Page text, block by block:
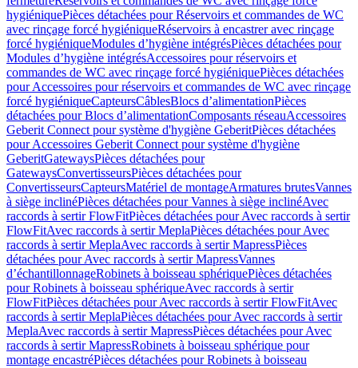
hygiéniquePièces détachées pour Réservoirs et commandes de WC
avec rinçage forcé hygiéniqueRéservoirs à encastrer avec rinçage
forcé hygiéniqueModules d’hygiène intégrésPièces détachées pour
Modules d’hygiène intégrésAccessoires pour réservoirs et
commandes de WC avec rinçage forcé hygiéniquePièces détachées
pour Accessoires pour réservoirs et commandes de WC avec rinçage
forcé hygiéniqueCapteursCâblesBlocs d’alimentationPièces
détachées pour Blocs d’alimentationComposants réseauAccessoires
Geberit Connect pour système d'hygiène GeberitPièces détachées
pour Accessoires Geberit Connect pour système d'hygiène
GeberitGatewaysPièces détachées pour
GatewaysConvertisseursPièces détachées pour
ConvertisseursCapteursMatériel de montageArmatures brutesVannes
à siège inclinéPièces détachées pour Vannes à siège inclinéAvec
raccords à sertir FlowFitPièces détachées pour Avec raccords à sertir
FlowFitAvec raccords à sertir MeplaPièces détachées pour Avec
raccords à sertir MeplaAvec raccords à sertir MapressPièces
détachées pour Avec raccords à sertir MapressVannes
d’échantillonnageRobinets à boisseau sphériquePièces détachées
pour Robinets à boisseau sphériqueAvec raccords à sertir
FlowFitPièces détachées pour Avec raccords à sertir FlowFitAvec
raccords à sertir MeplaPièces détachées pour Avec raccords à sertir
MeplaAvec raccords à sertir MapressPièces détachées pour Avec
raccords à sertir MapressRobinets à boisseau sphérique pour
montage encastréPièces détachées pour Robinets à boisseau